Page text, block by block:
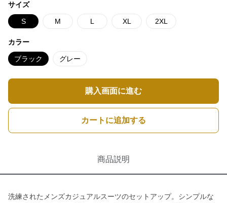
サイズ
S M L XL 2XL
カラー
ブラック グレー
購入画面に進む
カートに追加する
商品説明
洗練されたメンズカジュアルスーツのセットアップ。シンプルな